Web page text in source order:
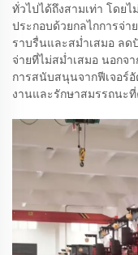
ทั่วไปได้ถึงสามเท่า โด
ประกอบด้วยกลไกการจ่า
ราบรื่นและสม่ำเสมอ ลด
จ่ายที่ไม่สม่ำเสมอ นอกจ
การสนับสนุนจากฟีเจอร์
งานและรักษาสมรรถนะ